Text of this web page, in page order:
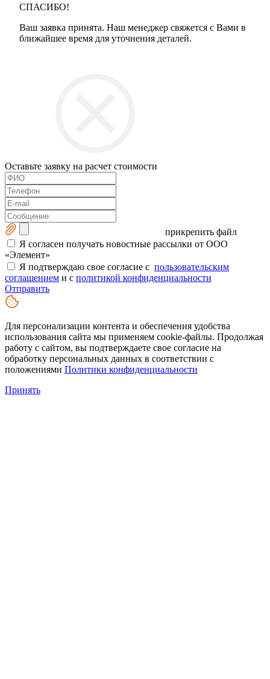
СПАСИБО!
Ваш заявка принята. Наш менеджер свяжется с Вами в
ближайшее время для уточнения деталей.
Оставьте заявку на расчет стоимости
прикрепить файл
Я согласен получать новостные рассылки от ООО
«Элемент»
Я подтверждаю свое согласие с пользовательским
соглашением и с политикой конфиденциальности
Отправить
Для персонализации контента и обеспечения удобства
использования сайта мы применяем cookie-файлы. Продолжая
работу с сайтом, вы подтверждаете свое согласие на
обработку персональных данных в соответствии с
положениями Политики конфиденциальности
Принять